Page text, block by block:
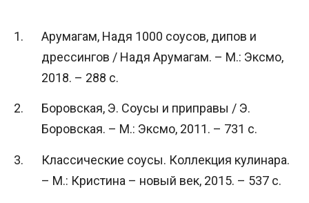
Арумагам, Надя 1000 соусов, дипов и
дрессингов / Надя Арумагам. – М.: Эксмо,
2018. – 288 c.
Боровская, Э. Соусы и приправы / Э.
Боровская. – М.: Эксмо, 2011. – 731 c.
Классические соусы. Коллекция кулинара.
– М.: Кристина – новый век, 2015. – 537 c.